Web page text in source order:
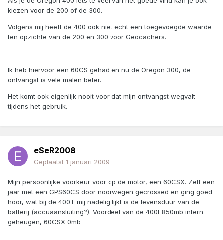
kiezen voor de 200 of de 300.
Volgens mij heeft de 400 ook niet echt een toegevoegde waarde
ten opzichte van de 200 en 300 voor Geocachers.
Ik heb hiervoor een 60CS gehad en nu de Oregon 300, de
ontvangst is vele malen beter.
Het komt ook eigenlijk nooit voor dat mijn ontvangst wegvalt
tijdens het gebruik.
eSeR2008
Geplaatst 1 januari 2009
Mijn persoonlijke voorkeur voor op de motor, een 60CSX. Zelf een
jaar met een GPS60CS door noorwegen gecrossed en ging goed
hoor, wat bij de 400T mij nadelig lijkt is de levensduur van de
batterij (accuaansluiting?). Voordeel van de 400t 850mb intern
geheugen, 60CSX 0mb